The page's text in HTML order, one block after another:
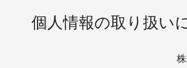
個人情報の取り扱い